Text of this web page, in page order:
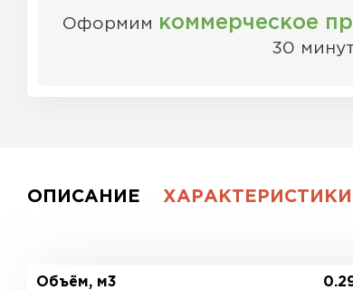
Оформим коммерческое
30
ОПИСАНИЕ ХАРАКТЕРИСТИКИ
Объём, м3